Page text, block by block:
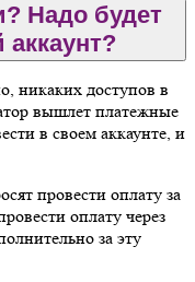
Надо будет
никаких доступов в
вышлет платежные
в своем аккаунте, и
провести оплату за
оплату через
за эту